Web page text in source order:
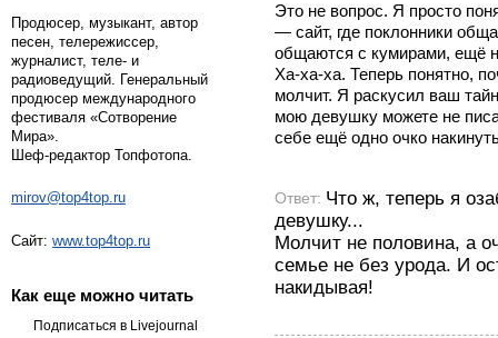
Продюсер, музыкант, автор
песен, телережиссер,
журналист, теле- и
радиоведущий. Генеральный
продюсер международного
фестиваля «Сотворение
Мира».
Шеф-редактор Топфотопа.
mirov@top4top.ru
Сайт: www.top4top.ru
Как еще можно читать
Подписаться в Livejournal
Это не вопрос. Я просто
— сайт, где поклонники
общаются с кумирами, ещё
Ха-ха-ха. Теперь понятно,
молчит. Я раскусил ваш
мою девушку можете не
себе ещё одно очко
Ответ: Что ж, теперь я
девушку...
Молчит не половина, а
семье не без урода. И
накидывая!